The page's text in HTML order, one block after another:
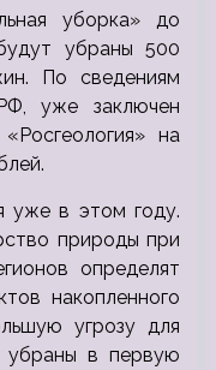
уборка» до
убраны 500
По сведениям
уже заключен
на
уже в этом году.
природы при
определят
накопленного
угрозу для
убраны в первую